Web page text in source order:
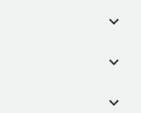


